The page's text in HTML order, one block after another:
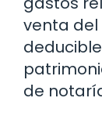
venta
de